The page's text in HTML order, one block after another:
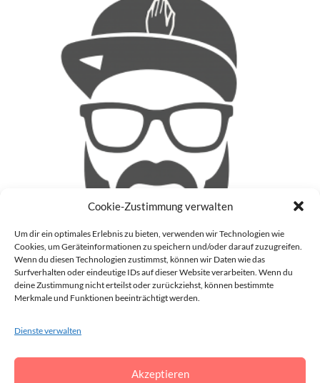
Cookie-Zustimmung verwalten
Um dir ein optimales Erlebnis zu bieten, verwenden wir Technologien wie
Cookies, um Geräteinformationen zu speichern und/oder darauf zuzugreifen.
Wenn du diesen Technologien zustimmst, können wir Daten wie das
Surfverhalten oder eindeutige IDs auf dieser Website verarbeiten. Wenn du
deine Zustimmung nicht erteilst oder zurückziehst, können bestimmte
Merkmale und Funktionen beeinträchtigt werden.
Dienste verwalten
Akzeptieren
Patrick
aktuellen Geschehnissen in der realen Welt und im Internet
ich auch noch über die Dinge, die mir gerade so durch den